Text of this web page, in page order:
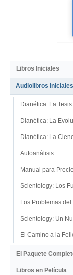
Libros Iniciales
Audiolibros Iniciales
Dianética: La
Dianética: La
Dianética: La
Autoanálisis
Manual para
Scientology: Los
Los Problemas del
Scientology: Un
El Camino a la
El Paquete
Libros en Película